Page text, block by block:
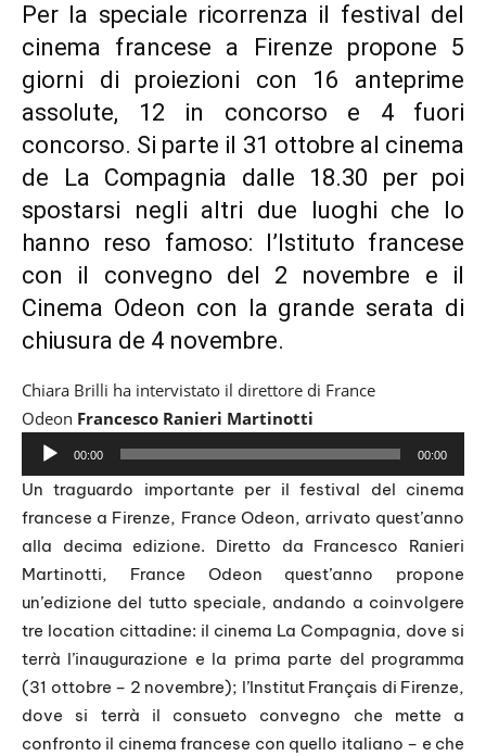
Per la speciale ricorrenza il festival del
cinema francese a Firenze propone 5
giorni di proiezioni con 16 anteprime
assolute, 12 in concorso e 4 fuori
concorso. Si parte il 31 ottobre al cinema
de La Compagnia dalle 18.30 per poi
spostarsi negli altri due luoghi che lo
hanno reso famoso: l’Istituto francese
con il convegno del 2 novembre e il
Cinema Odeon con la grande serata di
chiusura de 4 novembre.
Chiara Brilli ha intervistato il direttore di France
Odeon Francesco Ranieri Martinotti
u
d
i
o
P
l
a
y
e
r
00:00 00:00
Un traguardo importante per il festival del cinema
francese a Firenze, France Odeon, arrivato quest’anno
alla decima edizione. Diretto da Francesco Ranieri
Martinotti, France Odeon quest’anno propone
un’edizione del tutto speciale, andando a coinvolgere
tre location cittadine: il cinema La Compagnia, dove si
terrà l’inaugurazione e la prima parte del programma
(31 ottobre – 2 novembre); l’Institut Français di Firenze,
dove si terrà il consueto convegno che mette a
confronto il cinema francese con quello italiano – e che